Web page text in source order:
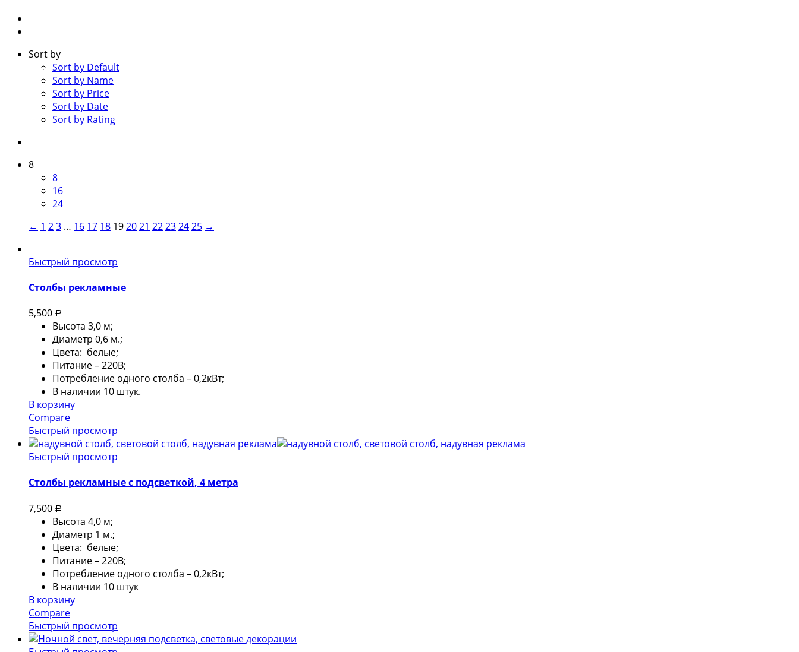
Sort by
Sort by Default
Sort by Name
Sort by Price
Sort by Date
Sort by Rating
8
8
16
24
← 1 23 … 16 17 18 192021 22232425 →
Быстрый просмотр
Столбы рекламные
5,500 Р
Высота 3,0 м;
Диаметр 0,6 м.;
Цвета: белые;
Питание – 220В;
Потребление одного столба – 0,2кВт;
В наличии 10 штук.
В корзину
Compare
Быстрый просмотр
Быстрый просмотр
Столбы рекламные с подсветкой, 4 метра
7,500 Р
Высота 4,0 м;
Диаметр 1 м.;
Цвета: белые;
Питание – 220В;
Потребление одного столба – 0,2кВт;
В наличии 10 штук
В корзину
Compare
Быстрый просмотр